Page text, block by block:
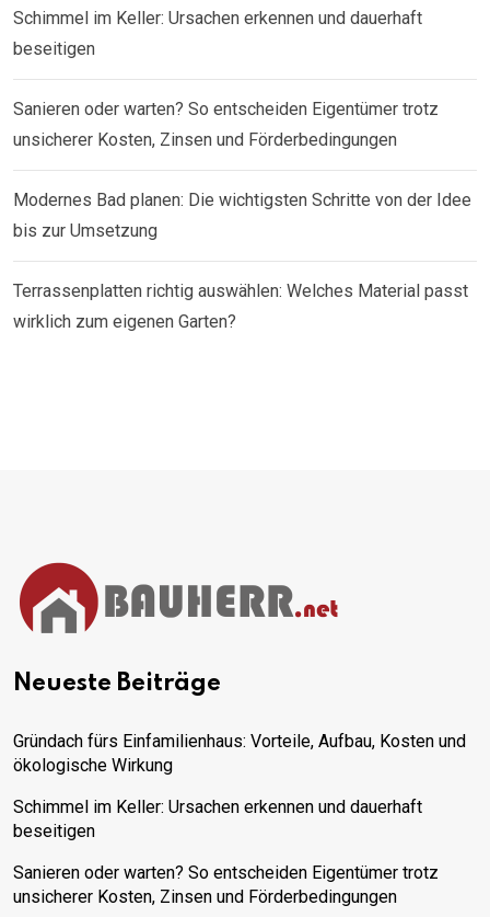
Schimmel im Keller: Ursachen erkennen und dauerhaft
beseitigen
Sanieren oder warten? So entscheiden Eigentümer trotz
unsicherer Kosten, Zinsen und Förderbedingungen
Modernes Bad planen: Die wichtigsten Schritte von der Idee
bis zur Umsetzung
Terrassenplatten richtig auswählen: Welches Material passt
wirklich zum eigenen Garten?
Neueste Beiträge
Gründach fürs Einfamilienhaus: Vorteile, Aufbau, Kosten und
ökologische Wirkung
Schimmel im Keller: Ursachen erkennen und dauerhaft
beseitigen
Sanieren oder warten? So entscheiden Eigentümer trotz
unsicherer Kosten, Zinsen und Förderbedingungen